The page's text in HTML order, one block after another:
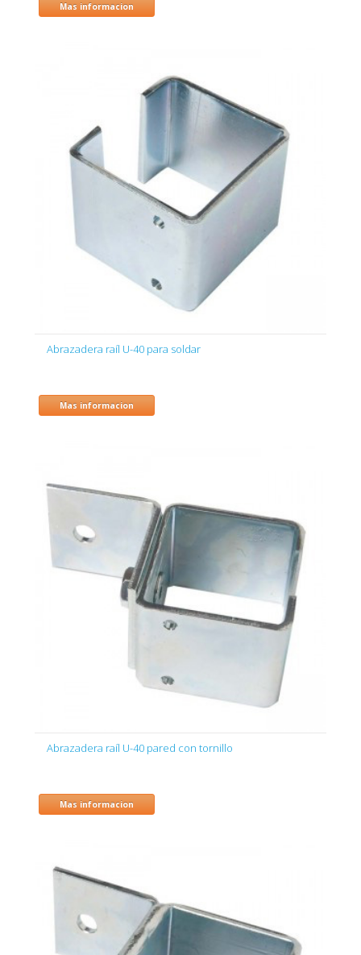
Mas informacion
Abrazadera raíl U-40 para soldar
Mas informacion
Abrazadera raíl U-40 pared con tornillo
Mas informacion